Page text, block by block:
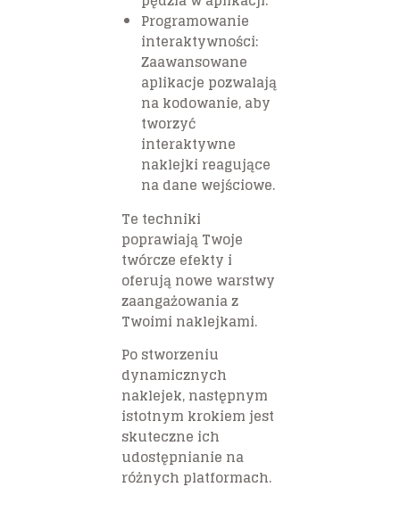
Programowanie
interaktywności:
Zaawansowane
aplikacje pozwalają
na kodowanie, aby
tworzyć
interaktywne
naklejki reagujące
na dane wejściowe.
Te techniki
poprawiają Twoje
twórcze efekty i
oferują nowe warstwy
zaangażowania z
Twoimi naklejkami.
Po stworzeniu
dynamicznych
naklejek, następnym
istotnym krokiem jest
skuteczne ich
udostępnianie na
różnych platformach.